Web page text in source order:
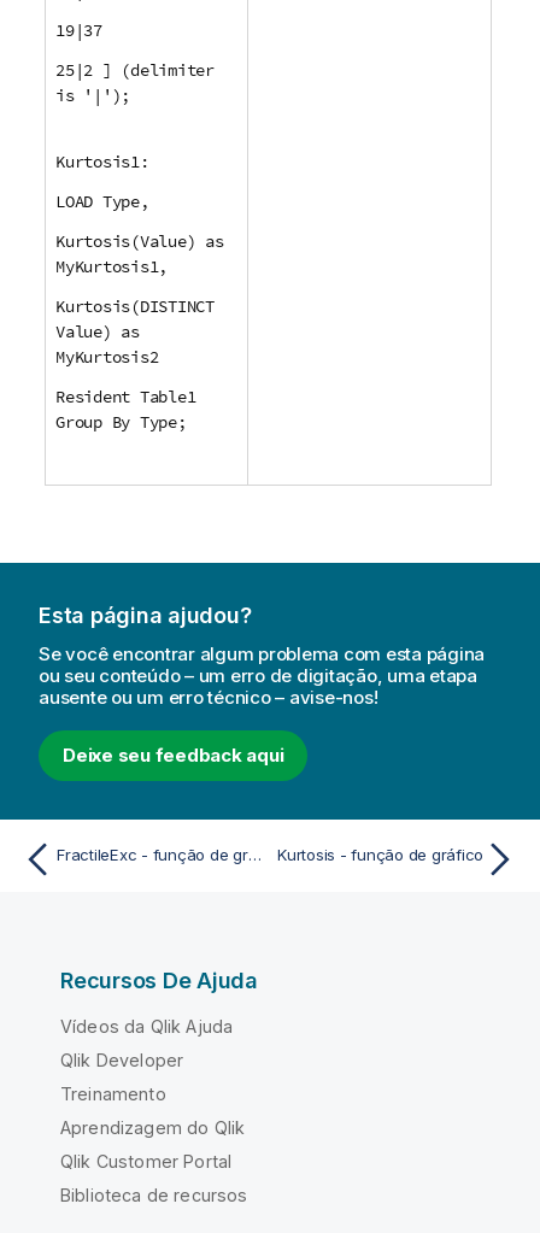
19|37
25|2 ] (delimiter
is '|');
Kurtosis1:
LOAD Type,
Kurtosis(Value) as
MyKurtosis1,
Kurtosis(DISTINCT
Value) as
MyKurtosis2
Resident Table1
Group By Type;
Esta página ajudou?
Se você encontrar algum problema com esta página
ou seu conteúdo – um erro de digitação, uma etapa
ausente ou um erro técnico – avise-nos!
Deixe seu feedback aqui
FractileExc - função de gráfico Kurtosis - função de gráfico
Recursos De Ajuda
Vídeos da Qlik Ajuda
Qlik Developer
Treinamento
Aprendizagem do Qlik
Qlik Customer Portal
Biblioteca de recursos